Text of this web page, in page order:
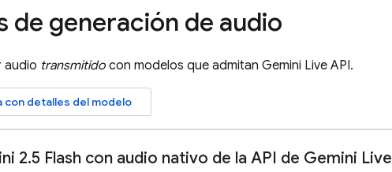
de generación de audio
audio transmitido con modelos que admitan Gemini Live API.
con detalles del modelo
2.5 Flash con audio nativo de la API de Gemini Live